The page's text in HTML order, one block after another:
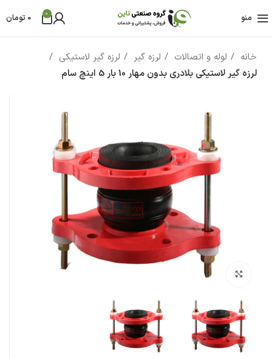
منو 0
0 تومان
خانه لوله و اتصالات لرزه گیر
لرزه گیر لاستیکی
لرزه گیر لاستیکی بلادری بدون مهار 10 بار 5 اینچ سام
بزرگنمایی تصویر